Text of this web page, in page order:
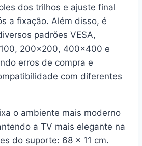
dos trilhos e ajuste final
a fixação. Além disso, é
padrões VESA,
, 200×200, 400×400 e
erros de compra e
com diferentes
o ambiente mais moderno
a TV mais elegante na
do suporte: 68 x 11 cm.